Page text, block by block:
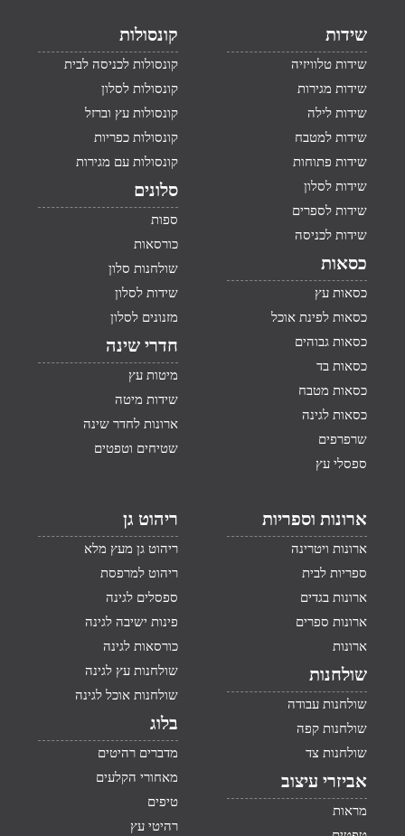
שידות
שידות טלוויזיה
שידות מגירות
שידות לילה
שידות למטבח
שידות פתוחות
שידות לסלון
שידות לספרים
שידות לכניסה
כסאות
כסאות עץ
כסאות לפינת אוכל
כסאות גבוהים
כסאות בד
כסאות מטבח
כסאות לגינה
שרפרפים
ספסלי עץ
קונסולות
קונסולות לכניסה לבית
קונסולות לסלון
קונסולות עץ וברזל
קונסולות כפריות
קונסולות עם מגירות
סלונים
ספות
כורסאות
שולחנות סלון
שידות לסלון
מזנונים לסלון
חדרי שינה
מיטות עץ
שידות מיטה
ארונות לחדר שינה
שטיחים וטפטים
ארונות וספריות
ארונות ויטרינה
ספריות לבית
ארונות בגדים
ארונות ספרים
ארונות
שולחנות
שולחנות עבודה
שולחנות קפה
שולחנות צד
אביזרי עיצוב
מראות
ריהוט גן
ריהוט גן מעץ מלא
ריהוט למרפסת
ספסלים לגינה
פינות ישיבה לגינה
כורסאות לגינה
שולחנות עץ לגינה
שולחנות אוכל לגינה
בלוג
מדברים רהיטים
מאחורי הקלעים
טיפים
רהיטי עץ